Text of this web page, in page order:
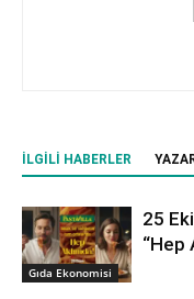
İLGILI HABERLER
Gıda Ekonomisi
25
“Hep